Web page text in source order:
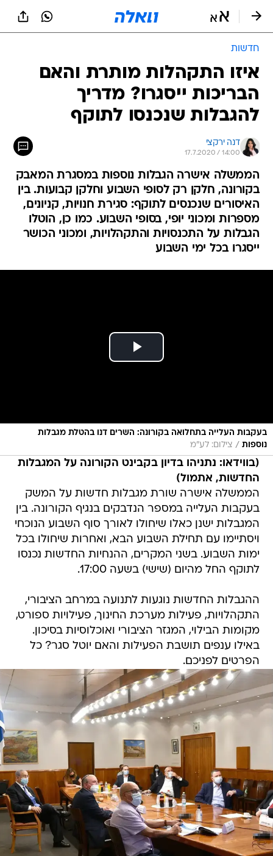
חדשות
איזו התקהלות מותרת והאם
הבריכות ייסגרו? מדריך
להגבלות שנכנסו לתוקף
דנה ירקצי
17.7.2020 / 14:00
הממשלה אישרה הגבלות נוספות במסגרת המאבק
בקורונה, חלקן רק לסופי השבוע וחלקן קבועות. בין
האיסורים שנכנסים לתוקף: סגירת חנויות, קניונים,
מספרות ומכוני יופי, בסופי השבוע. כמו כן, הוטלו
הגבלות על התכנסויות והתקהלויות, ומכוני הכושר
ייסגרו בכל ימי השבוע
בעקבות העלייה בתחלואה בקורונה: השרים דנו בהטלת מגבלות
נוספות / צילום: לע"מ
(בווידאו: נתניהו בדיון בקבינט הקורונה על המגבלות
החדשות, אתמול)
הממשלה אישרה שורת מגבלות חדשות על המשק
בעקבות העלייה במספר הנדבקים בנגיף הקורונה. בין
המגבלות ישנן כאלו שיחולו לאורך סוף השבוע הנוכחי
ויסתיימו עם תחילת השבוע הבא, ואחרות שיחולו בכל
ימות השבוע. בשני המקרים, ההנחיות החדשות נכנסו
לתוקף החל מהיום (שישי) בשעה 17:00.
ההגבלות החדשות נוגעות לתנועה במרחב הציבורי,
התקהלויות, פעילות מערכת החינוך, פעילויות ספורט,
מקומות הבילוי, המגזר הציבורי ואוכלוסיות בסיכון.
באילו ענפים תושבת הפעילות והאם יוטל סגר? כל
הפרטים לפניכם.